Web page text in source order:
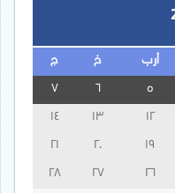
أرب خ ج
13
14
19
20
21
26
27
28